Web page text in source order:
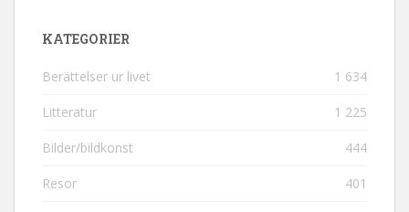
KATEGORIER
Berättelser ur livet 1 634
Litteratur 1 225
Bilder/bildkonst 444
Resor 401